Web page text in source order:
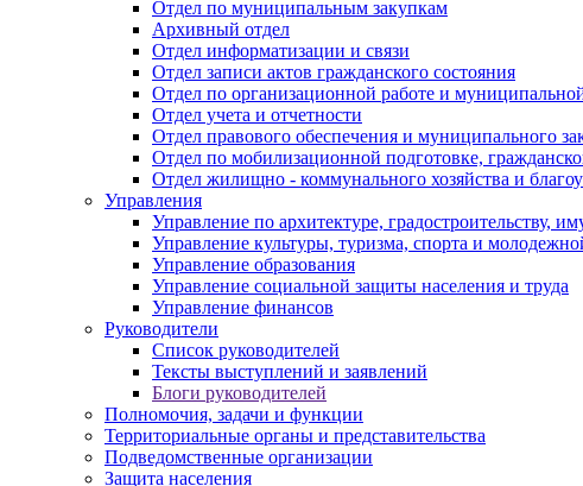
Отдел по муниципальным закупкам
Архивный отдел
Отдел информатизации и связи
Отдел записи актов гражданского состояния
Отдел по организационной работе и
Отдел учета и отчетности
Отдел правового обеспечения и муниципального
Отдел по мобилизационной подготовке,
Отдел жилищно - коммунального хозяйства и
Управления
Управление по архитектуре, градостроительству,
Управление культуры, туризма, спорта и
Управление образования
Управление социальной защиты населения и труда
Управление финансов
Руководители
Список руководителей
Тексты выступлений и заявлений
Блоги руководителей
Полномочия, задачи и функции
Территориальные органы и представительства
Подведомственные организации
Защита населения